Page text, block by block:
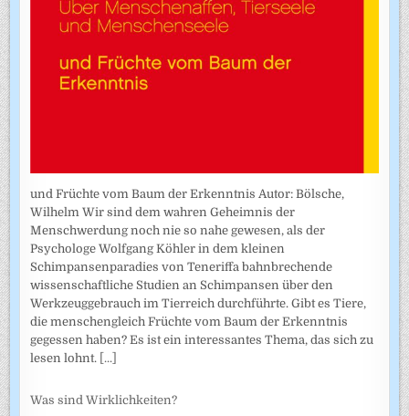
und Früchte vom Baum der Erkenntnis Autor: Bölsche,
Wilhelm Wir sind dem wahren Geheimnis der
Menschwerdung noch nie so nahe gewesen, als der
Psychologe Wolfgang Köhler in dem kleinen
Schimpansenparadies von Teneriffa bahnbrechende
wissenschaftliche Studien an Schimpansen über den
Werkzeuggebrauch im Tierreich durchführte. Gibt es Tiere,
die menschengleich Früchte vom Baum der Erkenntnis
gegessen haben? Es ist ein interessantes Thema, das sich zu
lesen lohnt. [...]
Was sind Wirklichkeiten?